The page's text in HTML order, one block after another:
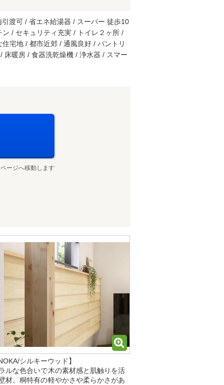
渡可 / 省エネ給湯器 / スーパー 徒歩10
/ セキュリティ充実 / トイレ２ヶ所 /
宅地 / 都市近郊 / 通風良好 / パントリ
床暖房 / 食器洗乾燥機 / 浄水器 / スマー
ージへ移動します
シルキーウッド】
ルな色合いで木の素材感と肌触りを活
材。桐特有の軽やかさや柔らかさがあ